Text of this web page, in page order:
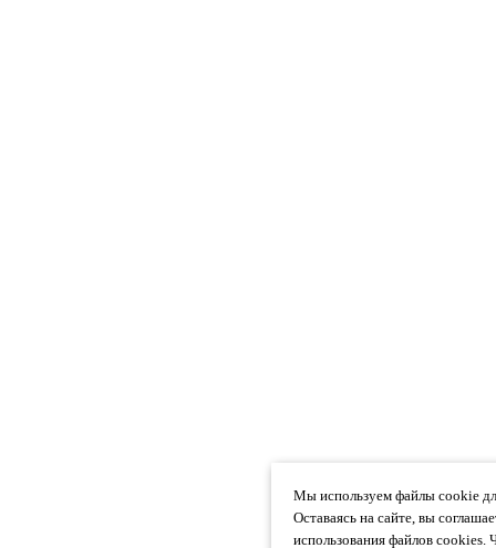
Мы используем файлы cookie
Оставаясь на сайте, вы
использования файлов cookies.